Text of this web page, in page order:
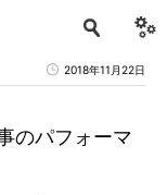
2018年11月22日
のパフォーマ